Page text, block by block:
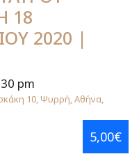
18
2020 |
pm
10, Ψυρρή, Αθήνα,
5,00€